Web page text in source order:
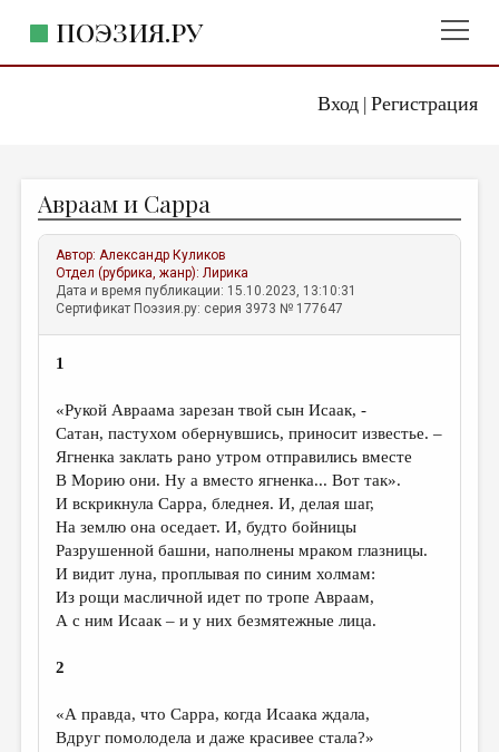
Вход| Регистрация
ПОЭЗИЯ.РУ
ЖАНРЫ
АВТОРЫ
КОММЕНТАРИИ
ЛИТСАЛОН
НОВОСТИ
ПРАВИЛА САЙТА
ОТДЕЛЫ И РУБРИКИ
ИЗБРАННОЕ
ДАЙДЖЕСТ
ПРОИЗВЕДЕНИЯ
ПЕРЕВОДЫ
КНИЖНАЯ ПОЛКА
Авраам и Сарра
Автор:Александр Куликов
Отдел (рубрика, жанр):Лирика
Дата и время публикации: 15.10.2023, 13:10:31
Сертификат Поэзия.ру: серия 3973 № 177647
1
«Рукой Авраама зарезан твой сын Исаак, -
Сатан, пастухом обернувшись, приносит известье. –
Ягненка заклать рано утром отправились вместе
В Морию они. Ну а вместо ягненка... Вот так».
И вскрикнула Сарра, бледнея. И, делая шаг,
На землю она оседает. И, будто бойницы
Разрушенной башни, наполнены мраком глазницы.
И видит луна, проплывая по синим холмам:
Из рощи масличной идет по тропе Авраам,
А с ним Исаак – и у них безмятежные лица.
2
«А правда, что Сарра, когда Исаака ждала,
Вдруг помолодела и даже красивее стала?»